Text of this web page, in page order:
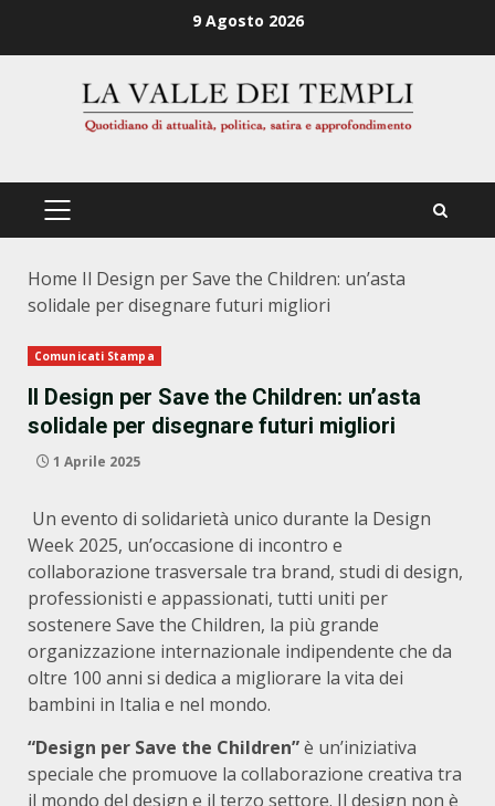
9 Agosto 2026
PRIMÄRES
Home Il Design per Save the Children: un’asta
solidale per disegnare futuri migliori
Comunicati Stampa
Il Design per Save the Children: un’asta
solidale per disegnare futuri migliori
1 Aprile 2025
Un evento di solidarietà unico durante la Design
Week 2025, un’occasione di incontro e
collaborazione trasversale tra brand, studi di design,
professionisti e appassionati, tutti uniti per
sostenere Save the Children, la più grande
organizzazione internazionale indipendente che da
oltre 100 anni si dedica a migliorare la vita dei
bambini in Italia e nel mondo.
“Design per Save the Children”è un’iniziativa
speciale che promuove la collaborazione creativa tra
il mondo del design e il terzo settore. Il design non è